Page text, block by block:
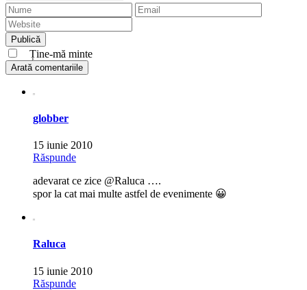
Ține-mă minte
Arată comentariile
globber
15 iunie 2010
Răspunde
adevarat ce zice @Raluca ….
spor la cat mai multe astfel de evenimente 😀
Raluca
15 iunie 2010
Răspunde